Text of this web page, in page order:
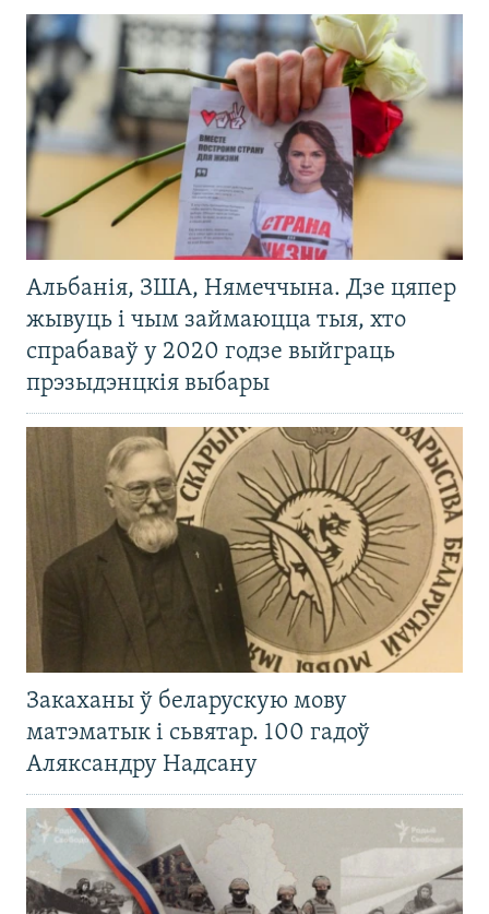
Альбанія, ЗША, Нямеччына. Дзе цяпер
жывуць і чым займаюцца тыя, хто
спрабаваў у 2020 годзе выйграць
прэзыдэнцкія выбары
Закаханы ў беларускую мову
матэматык і сьвятар. 100 гадоў
Аляксандру Надсану